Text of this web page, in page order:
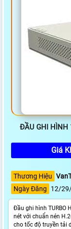
ĐẦU GHI HÌNH
Giá
Thương Hiệu
Ngày Đăng
12/
Đầu ghi hình TURBO
nét với chuẩn nén
cho tốc độ truyền tải